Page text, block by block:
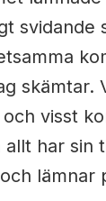
svidande
skämtar.
visst
allt har sin
lämnar